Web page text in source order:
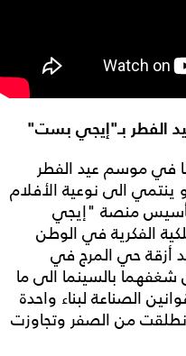
بـ"إيجي بست"
في موسم عيد الفطر
ينتمي الى نوعية الأفلام
منصة "إيجي
الفكرية في الوطن
أزقة حي المرج في
شغفهما بالسينما الى ما
الصناعة لبناء واحدة
من الصفر وتجاوزت